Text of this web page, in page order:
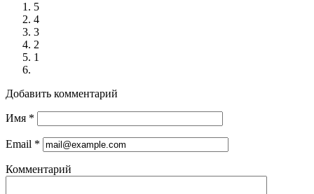
5
4
3
2
1
Добавить комментарий
Имя *
Email *
Комментарий